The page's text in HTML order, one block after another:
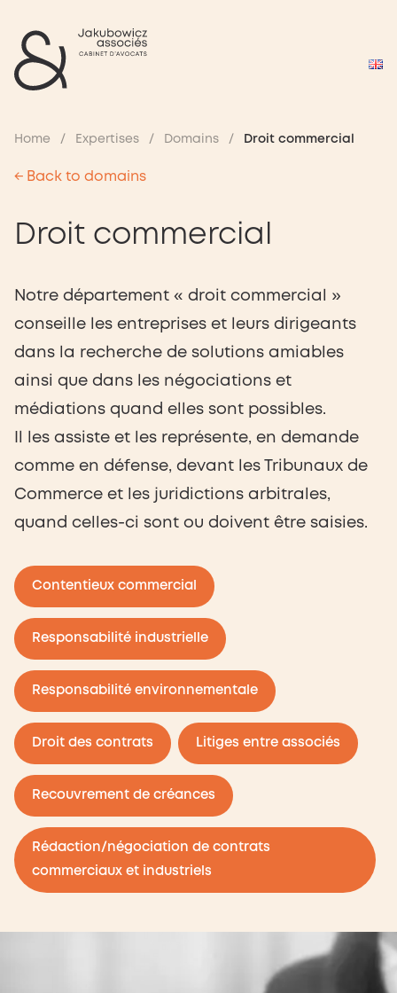
Home / Expertises / Domains / Droit commercial
← Back to domains
Droit commercial
Notre département « droit commercial »
conseille les entreprises et leurs dirigeants
dans la recherche de solutions amiables
ainsi que dans les négociations et
médiations quand elles sont possibles.
Il les assiste et les représente, en demande
comme en défense, devant les Tribunaux de
Commerce et les juridictions arbitrales,
quand celles-ci sont ou doivent être saisies.
Contentieux commercial
Responsabilité industrielle
Responsabilité environnementale
Droit des contrats Litiges entre associés
Recouvrement de créances
Rédaction/négociation de contrats
commerciaux et industriels